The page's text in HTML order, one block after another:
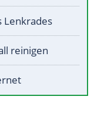
Lenkrades
reinigen